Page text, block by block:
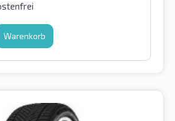
Warenkorb